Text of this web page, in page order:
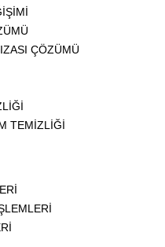
ÇÖZÜMÜ
TEMİZLİĞİ